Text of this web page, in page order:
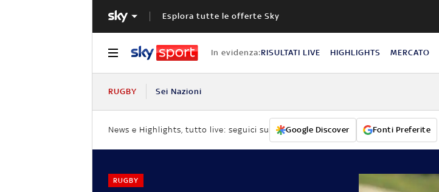
Esplora tutte le offerte Sky
In evidenza:RISULTATI LIVE HIGHLIGHTS MERCATO
RUGBY Sei Nazioni
News e Highlights, tutto live: seguici su Google Discover Fonti Preferite
RUGBY